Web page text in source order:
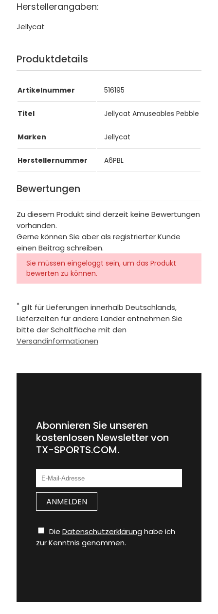
Herstellerangaben:
Jellycat
Produktdetails
Artikelnummer 516195
Titel Jellycat Amuseables Pebble
Marken Jellycat
Herstellernummer A6PBL
Bewertungen
Zu diesem Produkt sind derzeit keine Bewertungen
vorhanden.
Gerne können Sie aber als registrierter Kunde
einen Beitrag schreiben.
Sie müssen eingeloggt sein, um das Produkt
bewerten zu können.
* gilt für Lieferungen innerhalb Deutschlands,
Lieferzeiten für andere Länder entnehmen Sie
bitte der Schaltfläche mit den
Versandinformationen
Abonnieren Sie unseren
kostenlosen Newsletter von
TX-SPORTS.COM.
Die Datenschutzerklärung habe ich
zur Kenntnis genommen.